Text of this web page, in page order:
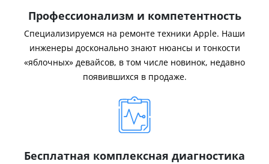
Профессионализм и компетентность
Специализируемся на ремонте техники Apple. Наши
инженеры досконально знают нюансы и тонкости
«яблочных» девайсов, в том числе новинок, недавно
появившихся в продаже.
Бесплатная комплексная диагностика